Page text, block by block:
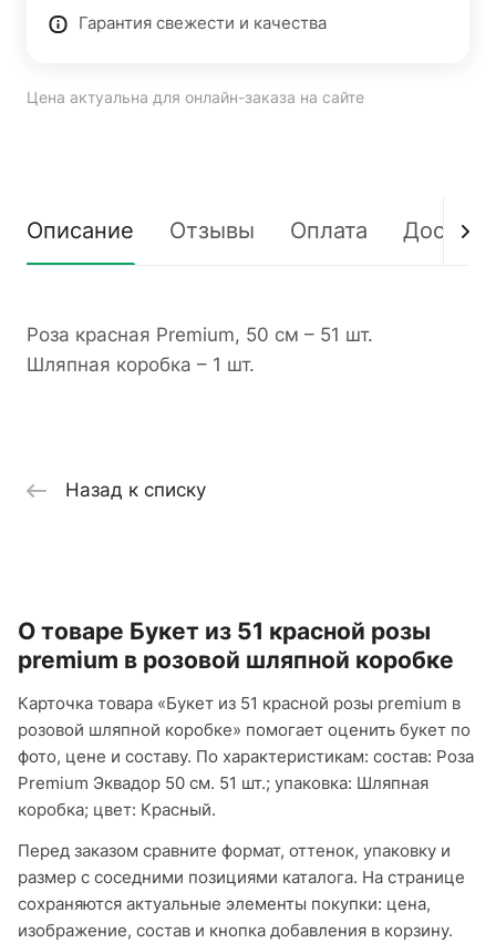
Гарантия свежести и качества
Цена актуальна для онлайн-заказа на сайте
Описание Отзывы Оплата
Роза красная Premium, 50 см – 51 шт.
Шляпная коробка – 1 шт.
Назад к списку
О товаре Букет из 51 красной розы
premium в розовой шляпной коробке
Карточка товара «Букет из 51 красной розы premium в
розовой шляпной коробке» помогает оценить букет по
фото, цене и составу. По характеристикам: состав: Роза
Premium Эквадор 50 см. 51 шт.; упаковка: Шляпная
коробка; цвет: Красный.
Перед заказом сравните формат, оттенок, упаковку и
размер с соседними позициями каталога. На странице
сохраняются актуальные элементы покупки: цена,
изображение, состав и кнопка добавления в корзину.